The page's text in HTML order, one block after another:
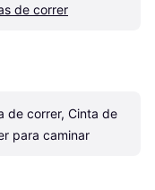
de correr
de correr, Cinta de
para caminar